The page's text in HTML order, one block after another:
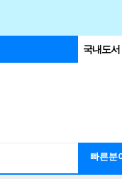
국내도서
빠른분